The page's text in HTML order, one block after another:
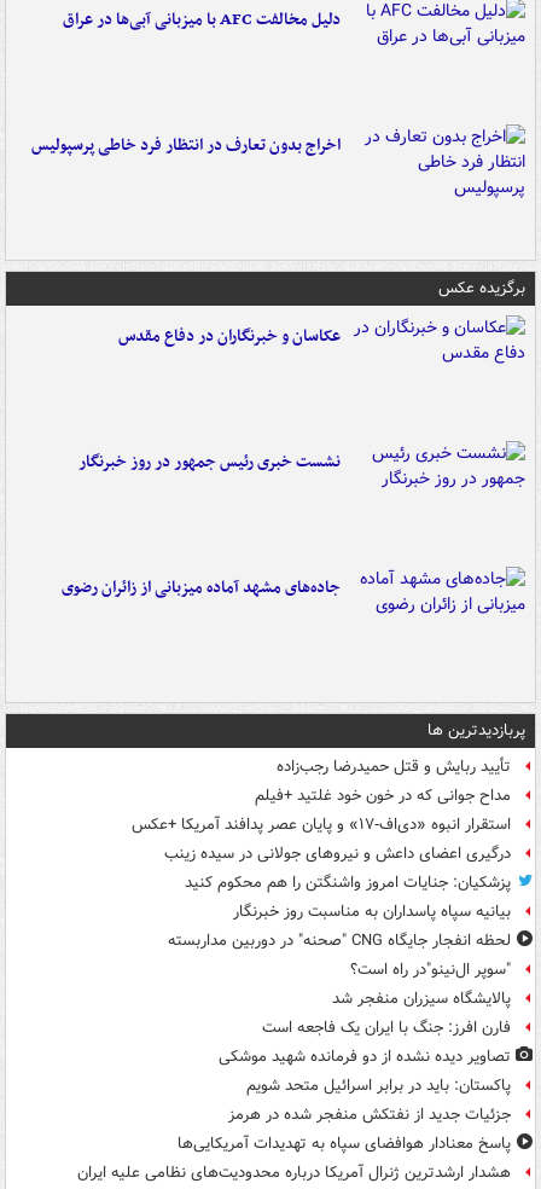
دلیل مخالفت AFC با میزبانی آبی‌ها در عراق
اخراج بدون تعارف در انتظار فرد خاطی پرسپولیس
برگزیده عکس
عکاسان و خبرنگاران در دفاع مقدس
نشست خبری رئیس جمهور در روز خبرنگار
جاده‌های مشهد آماده میزبانی از زائران رضوی
پربازدیدترین ها
تأیید ربایش و قتل حمیدرضا رجب‌زاده
مداح جوانی که در خون خود غلتید +فیلم
استقرار انبوه «دی‌اف‑۱۷» و پایان عصر پدافند آمریکا +عکس
درگیری اعضای داعش و نیروهای جولانی در سیده زینب
پزشکیان: جنایات امروز واشنگتن را هم محکوم کنید
بیانیه سپاه پاسداران به مناسبت روز خبرنگار
لحظه انفجار جایگاه CNG "صحنه" در دوربین مداربسته
"سوپر ال‌نینو"در راه است؟
پالایشگاه سیزران منفجر شد
فارن افرز: جنگ با ایران یک فاجعه است
تصاویر دیده‌ نشده از دو فرمانده شهید موشکی
پاکستان: باید در برابر اسرائیل متحد شویم
جزئیات جدید از نفتکش منفجر شده در هرمز
پاسخ معنادار هوافضای سپاه به تهدیدات آمریکایی‌ها
هشدار ارشدترین ژنرال آمریکا درباره محدودیت‌های نظامی علیه ایران